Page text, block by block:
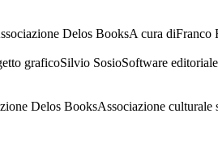
Delos BooksA cura diFranco
graficoSilvio SosioSoftware
Delos BooksAssociazione culturale